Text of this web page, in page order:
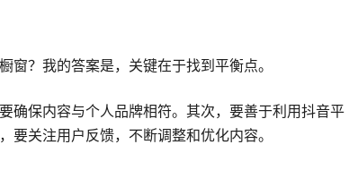
？我的答案是，关键在于找到平衡点。
确保内容与个人品牌相符。其次，要善于利用抖音平
关注用户反馈，不断调整和优化内容。